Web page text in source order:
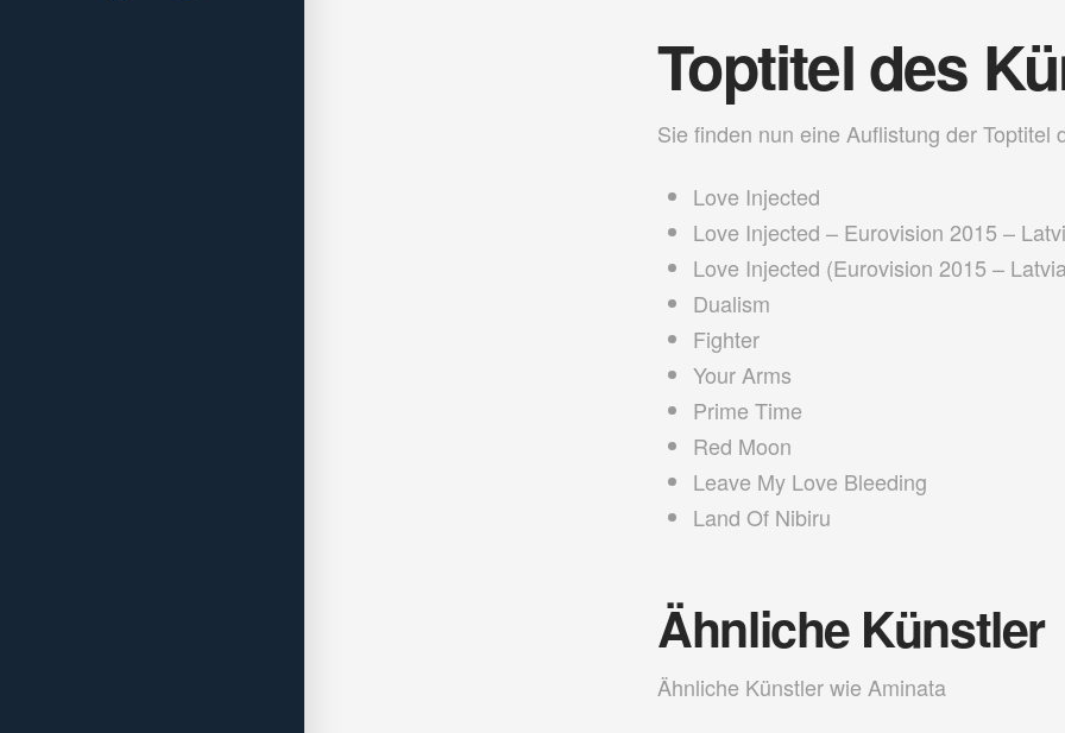
Toptitel des
Sie finden nun eine Auflistung der Toptitel
Love Injected
Love Injected – Eurovision 2015 –
Love Injected (Eurovision 2015 –
Dualism
Fighter
Your Arms
Prime Time
Red Moon
Leave My Love Bleeding
Land Of Nibiru
Ähnliche Künstler
Ähnliche Künstler wie Aminata